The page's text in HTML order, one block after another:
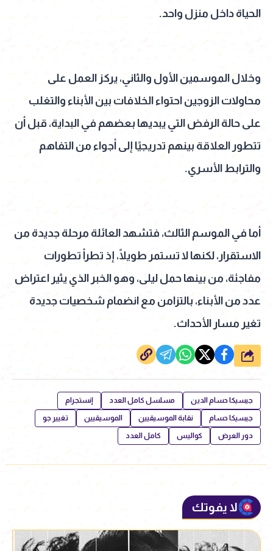
الحياة داخل منزل واحد.
وخلال الموسمين الأول والثاني، يركز العمل على
محاولات الزوجين احتواء الخلافات بين الأبناء والتغلب
على حالة الرفض التي يبديها بعضهم في البداية، قبل أن
تتطور العلاقة بينهم تدريجيًا إلى أجواء من التفاهم
والترابط الأسري.
أما في الموسم الثالث، فتشهد العائلة مرحلة جديدة من
الاستقرار، لكنها لا تستمر طويلًا، إذ تطرأ تطورات
مفاجئة، من بينها حمل ليلى، وهو الخبر الذي يثير اعتراض
عدد من الأبناء، بالتزامن مع انضمام شخصيات جديدة
تغير مسار الأحداث.
شارك
جيسيكا حسام الدين مسلسل كامل العدد إنستجرام
جيسيكا حسام نقابة الموسيقيين الموسيقيين تغيير جو
دور العرض كواليس كامل العدد
لا يفوتك